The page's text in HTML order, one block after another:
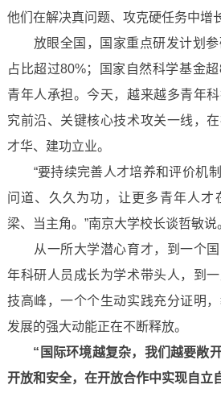
他们在解决真问题、攻克硬任务中增
放眼全国，国家重点研发计划参
占比超过80%；国家自然科学基金
青年人承担。今天，越来越多青年
究前沿、关键核心技术攻关一线，
才华、建功立业。
“要持续完善人才培养和评价机制
问道、久久为功，让更多青年人才
梁、当主角。”南京大学校长谈哲敏说
从一所大学潜心育才，到一个国
年科研人员成长为学术带头人，到
技高峰，一个个生动实践充分证明
发展的强大动能正在不断释放。
“国际环境越复杂，我们越要敞
开放和安全，在开放合作中实现自立